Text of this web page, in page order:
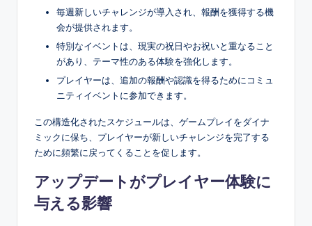
毎週新しいチャレンジが導入され、報酬を獲得する機
会が提供されます。
特別なイベントは、現実の祝日やお祝いと重なること
があり、テーマ性のある体験を強化します。
プレイヤーは、追加の報酬や認識を得るためにコミュ
ニティイベントに参加できます。
この構造化されたスケジュールは、ゲームプレイをダイナ
ミックに保ち、プレイヤーが新しいチャレンジを完了する
ために頻繁に戻ってくることを促します。
アップデートがプレイヤー体験に
与える影響